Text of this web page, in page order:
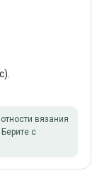
вязания
с